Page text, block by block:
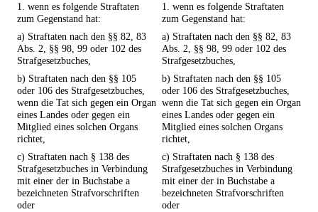
1. wenn es folgende Straftaten
zum Gegenstand hat:
1. wenn es folgende Straftaten
zum Gegenstand hat:
a) Straftaten nach den §§ 82, 83
Abs. 2, §§ 98, 99 oder 102 des
Strafgesetzbuches,
a) Straftaten nach den §§ 82, 83
Abs. 2, §§ 98, 99 oder 102 des
Strafgesetzbuches,
b) Straftaten nach den §§ 105
oder 106 des Strafgesetzbuches,
wenn die Tat sich gegen ein Organ
eines Landes oder gegen ein
Mitglied eines solchen Organs
richtet,
b) Straftaten nach den §§ 105
oder 106 des Strafgesetzbuches,
wenn die Tat sich gegen ein Organ
eines Landes oder gegen ein
Mitglied eines solchen Organs
richtet,
c) Straftaten nach § 138 des
Strafgesetzbuches in Verbindung
mit einer der in Buchstabe a
bezeichneten Strafvorschriften
oder
c) Straftaten nach § 138 des
Strafgesetzbuches in Verbindung
mit einer der in Buchstabe a
bezeichneten Strafvorschriften
oder